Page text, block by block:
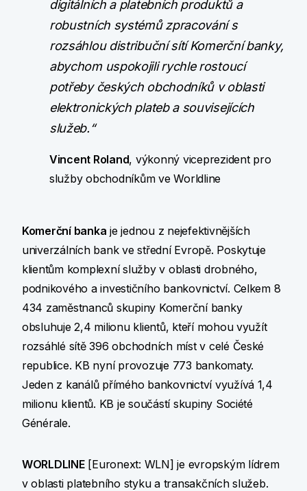
digitálních a platebních produktů a
robustních systémů zpracování s
rozsáhlou distribuční sítí Komerční banky,
abychom uspokojili rychle rostoucí
potřeby českých obchodníků v oblasti
elektronických plateb a souvisejících
služeb.“
Vincent Roland, výkonný viceprezident pro
služby obchodníkům ve Worldline
Komerční banka je jednou z nejefektivnějších
univerzálních bank ve střední Evropě. Poskytuje
klientům komplexní služby v oblasti drobného,
podnikového a investičního bankovnictví. Celkem 8
434 zaměstnanců skupiny Komerční banky
obsluhuje 2,4 milionu klientů, kteří mohou využít
rozsáhlé sítě 396 obchodních míst v celé České
republice. KB nyní provozuje 773 bankomaty.
Jeden z kanálů přímého bankovnictví využívá 1,4
milionu klientů. KB je součástí skupiny Société
Générale.
WORLDLINE[Euronext: WLN] je evropským lídrem
v oblasti platebního styku a transakčních služeb.